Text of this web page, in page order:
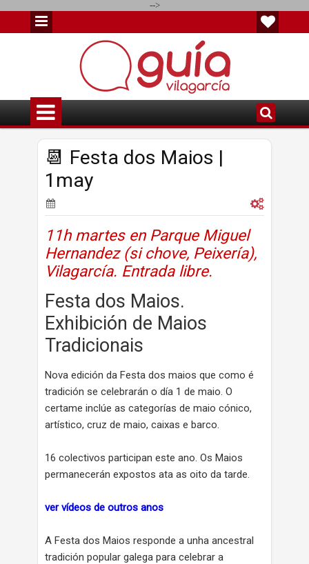
-->
📆 Festa dos Maios |
1may
11h martes en Parque Miguel
Hernandez (si chove, Peixería),
Vilagarcía. Entrada libre.
Festa dos Maios.
Exhibición de Maios
Tradicionais
Nova edición da Festa dos maios que como é
tradición se celebrarán o día 1 de maio. O
certame inclúe as categorías de maio cónico,
artístico, cruz de maio, caixas e barco.
16 colectivos participan este ano. Os Maios
permanecerán expostos ata as oito da tarde.
ver vídeos de outros anos
A Festa dos Maios responde a unha ancestral
tradición popular galega para celebrar a